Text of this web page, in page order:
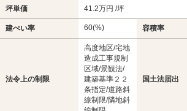
坪単価 41.2万円 /坪
建ぺい率 60(%) 容積率
法令上の制限
高度地区/宅地
造成工事規制
区域/景観法/
建築基準２２
条指定/道路斜
線制限/隣地斜
国土法届出